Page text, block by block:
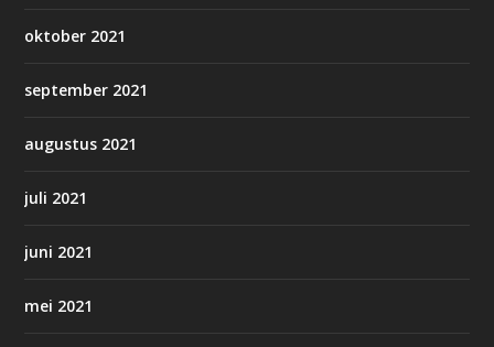
oktober 2021
september 2021
augustus 2021
juli 2021
juni 2021
mei 2021